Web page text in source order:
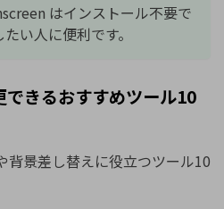
はインストール不要で
い人に便利です。
きるおすすめツール10
背景差し替えに役立つツール10